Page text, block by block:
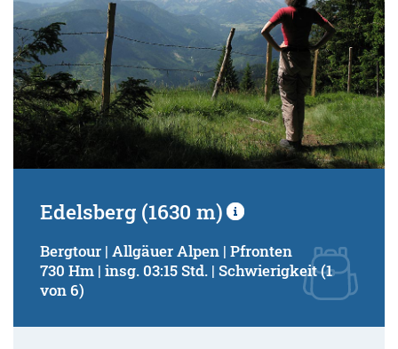
von
bis
Suchbegriff:
Edelsberg (1630 m)
Bergtour | Allgäuer Alpen | Pfronten
730 Hm | insg. 03:15 Std. | Schwierigkeit (1
von 6)